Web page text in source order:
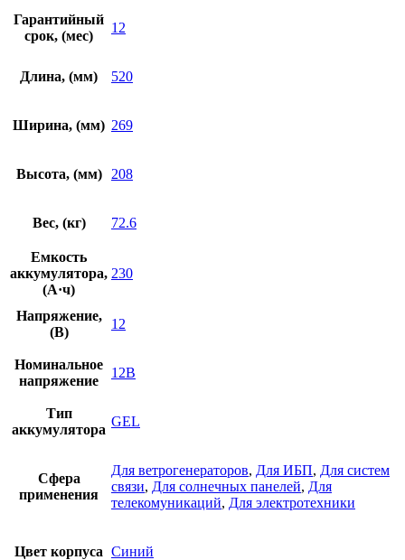
Гарантийный
срок, (мес)
12
Длина, (мм) 520
Ширина, (мм) 269
Высота, (мм) 208
Вес, (кг) 72.6
Емкость
аккумулятора,
(А·ч)
230
Напряжение,
(В)
12
Номинальное
напряжение
12В
Тип
аккумулятора
GEL
Сфера
применения
Для ветрогенераторов, Для ИБП, Для систем
связи, Для солнечных панелей, Для
телекомуникаций, Для электротехники
Цвет корпуса Синий